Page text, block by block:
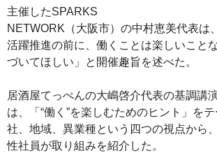
主催したSPARKS
NETWORK（大阪市）の中村恵美代表は
活躍推進の前に、働くことは楽しいこと
づいてほしい」と開催趣旨を述べた。
居酒屋てっぺんの大嶋啓介代表の基調講
は、「“働く”を楽しむためのヒント」を
社、地域、異業種という四つの視点から
性社員が取り組みを紹介した。